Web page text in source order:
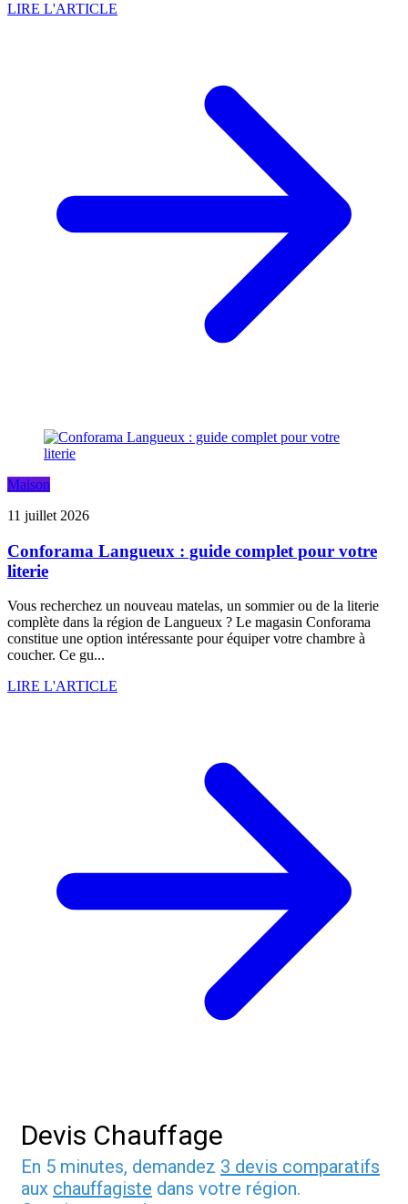
LIRE L'ARTICLE
Maison
11 juillet 2026
Conforama Langueux : guide complet pour votre
literie
Vous recherchez un nouveau matelas, un sommier ou de la literie
complète dans la région de Langueux ? Le magasin Conforama
constitue une option intéressante pour équiper votre chambre à
coucher. Ce gu...
LIRE L'ARTICLE
Devis Chauffage
En 5 minutes, demandez 3 devis comparatifs
aux chauffagiste dans votre région.